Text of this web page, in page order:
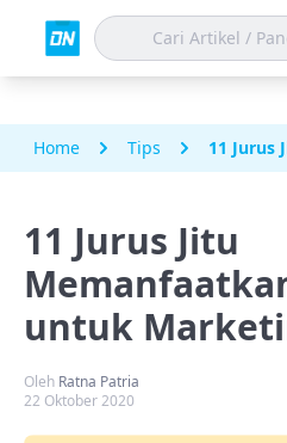
Home Tips 11 Jurus
11 Jurus Jitu
untuk
Oleh Ratna Patria
22 Oktober 2020